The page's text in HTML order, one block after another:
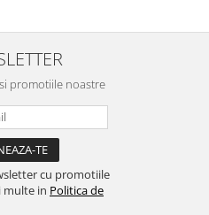
promotiile noastre
cu promotiile
multe in Politica de